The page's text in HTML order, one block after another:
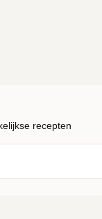
recepten